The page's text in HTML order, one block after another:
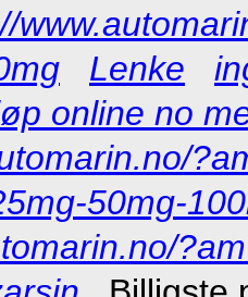
Lenke
online no
50mg-